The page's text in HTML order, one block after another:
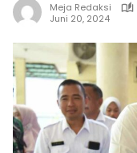
Meja Redaksi
Juni 20, 2024